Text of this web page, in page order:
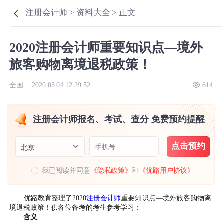
注册会计师 > 资料大全 > 正文
2020注册会计师重要知识点—境外
旅客购物离境退税政策！
全国 · 2020.03.04 12:29:52 614
注册会计师报名、考试、查分 免费预约提醒
北京 手机号 点击预约
我已阅读并同意 《隐私政策》和 《优路用户协议》
优路教育整理了2020注册会计师重要知识点—境外旅客购物离
境退税政策！供各位备考的考生参考学习：
含义